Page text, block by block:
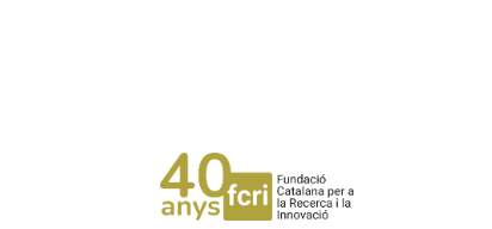
Més de 400
Helena Arias,